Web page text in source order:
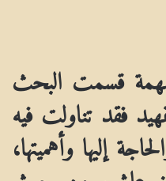
قسمت البحث
فقد تناولت فيه
إليها وأهميتها،